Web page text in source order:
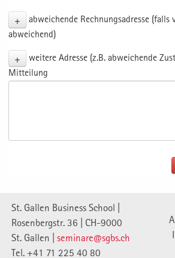
+
abweichende Rechnungsadresse (falls
abweichend)
+
weitere Adresse (z.B. abweichende
Mitteilung
St. Gallen Business School |
Rosenbergstr. 36 | CH-9000
St. Gallen | seminare@sgbs.ch
Tel. +41 71 225 40 80